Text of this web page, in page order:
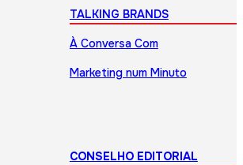
TALKING BRANDS
À Conversa Com
Marketing num Minuto
CONSELHO EDITORIAL